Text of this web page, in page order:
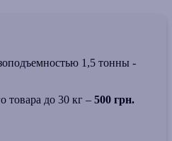
1,5 тонны -
товара до 30 кг – 500 грн.